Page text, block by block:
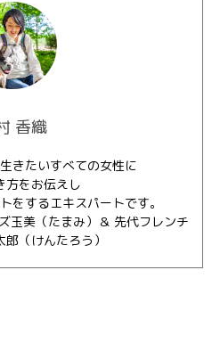
香織
きたいすべての女性に
方をお伝えし
をするエキスパートです。
玉美（たまみ）＆ 先代フレンチ
（けんたろう）